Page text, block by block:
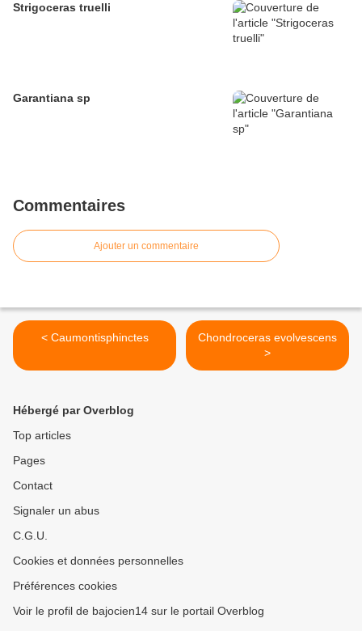
Strigoceras truelli
Garantiana sp
Commentaires
Ajouter un commentaire
< Caumontisphinctes
Chondroceras evolvescens
>
Hébergé par Overblog
Top articles
Pages
Contact
Signaler un abus
C.G.U.
Cookies et données personnelles
Préférences cookies
Voir le profil de bajocien14 sur le portail Overblog